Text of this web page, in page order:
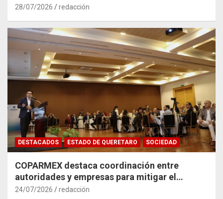
28/07/2026 redacción
DESTACADOS ESTADO DE QUERETARO SOCIEDAD
COPARMEX destaca coordinación entre
autoridades y empresas para mitigar el
impacto del Tren México–Querétaro
24/07/2026 redacción